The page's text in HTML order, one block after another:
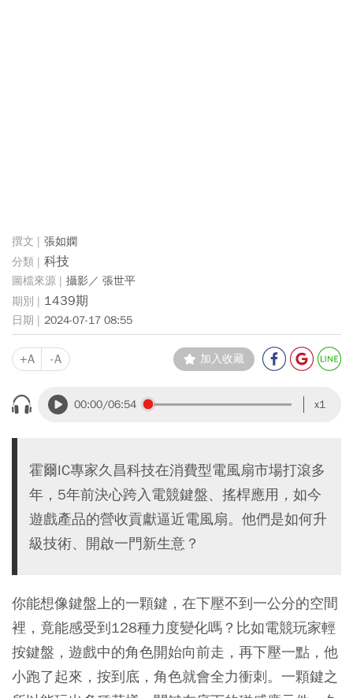
張如嫻
科技
攝影／ 張世平
1439期
2024-07-17 08:55
+A -A 加入收藏
00:00/06:54 x1
霍爾IC專家久昌科技在消費型電風扇市場打滾多
年，5年前決心跨入電競鍵盤、搖桿應用，如今
遊戲產品的營收貢獻逼近電風扇。他們是如何升
級技術、開啟一門新生意？
你能想像鍵盤上的一顆鍵，在下壓不到一公分的空間
裡，竟能感受到128種力度變化嗎？比如電競玩家輕
按鍵盤，遊戲中的角色開始向前走，再下壓一點，他
小跑了起來，按到底，角色就會全力衝刺。一顆鍵之